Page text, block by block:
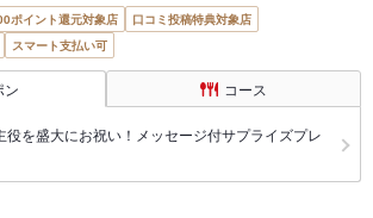
ポイント還元対象店
口コミ投稿特典対象店
スマート支払い可
ン コース
役を盛大にお祝い！メッセージ付サプライズプレ